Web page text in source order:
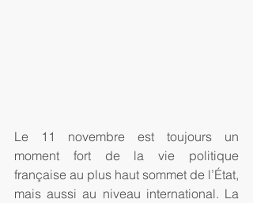
Le 11 novembre est toujours un
moment fort de la vie politique
française au plus haut sommet de l’État,
mais aussi au niveau international. La